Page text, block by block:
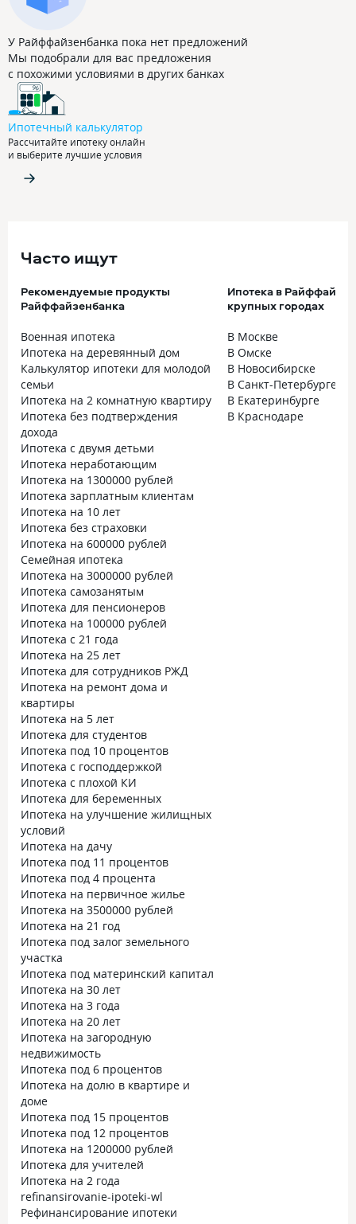
У Райффайзенбанка пока нет предложений
Мы подобрали для вас предложения
с похожими условиями в других банках
Ипотечный калькулятор
Рассчитайте ипотеку онлайн
и выберите лучшие условия
Часто ищут
Рекомендуемые продукты
Райффайзенбанка
Военная ипотека
Ипотека на деревянный дом
Калькулятор ипотеки для молодой
семьи
Ипотека на 2 комнатную квартиру
Ипотека без подтверждения
дохода
Ипотека с двумя детьми
Ипотека неработающим
Ипотека на 1300000 рублей
Ипотека зарплатным клиентам
Ипотека на 10 лет
Ипотека без страховки
Ипотека на 600000 рублей
Семейная ипотека
Ипотека на 3000000 рублей
Ипотека самозанятым
Ипотека для пенсионеров
Ипотека на 100000 рублей
Ипотека с 21 года
Ипотека на 25 лет
Ипотека для сотрудников РЖД
Ипотека на ремонт дома и
квартиры
Ипотека на 5 лет
Ипотека для студентов
Ипотека под 10 процентов
Ипотека с господдержкой
Ипотека с плохой КИ
Ипотека для беременных
Ипотека на улучшение жилищных
условий
Ипотека на дачу
Ипотека под 11 процентов
Ипотека под 4 процента
Ипотека на первичное жилье
Ипотека на 3500000 рублей
Ипотека на 21 год
Ипотека под залог земельного
участка
Ипотека под материнский капитал
Ипотека на 30 лет
Ипотека на 3 года
Ипотека на 20 лет
Ипотека на загородную
недвижимость
Ипотека под 6 процентов
Ипотека на долю в квартире и
доме
Ипотека под 15 процентов
Ипотека под 12 процентов
Ипотека на 1200000 рублей
Ипотека для учителей
Ипотека на 2 года
refinansirovanie-ipoteki-wl
Рефинансирование ипотеки
Ипотека в
крупных городах
В Москве
В Омске
В Новосибирске
В Санкт-Петербурге
В Екатеринбурге
В Краснодаре